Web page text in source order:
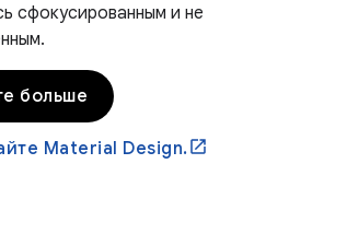
сфокусированным и не
больше
Material Design.